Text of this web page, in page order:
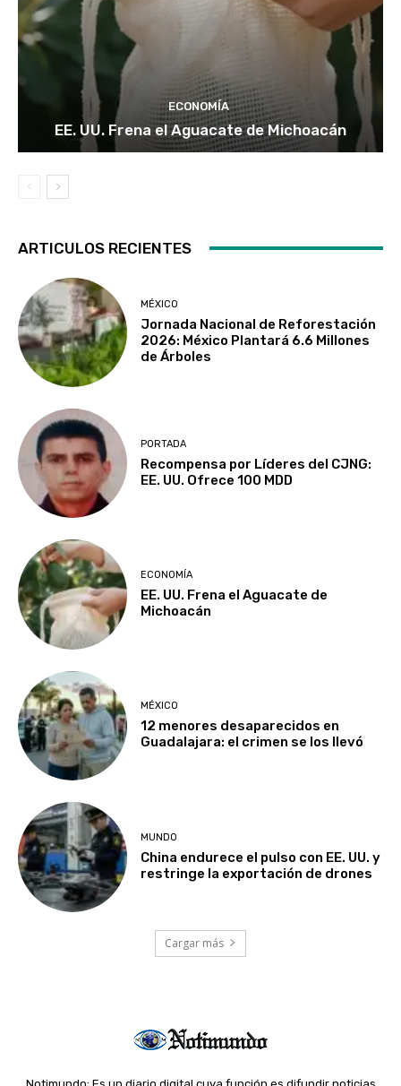
ECONOMÍA
EE. UU. Frena el Aguacate de Michoacán
ARTICULOS RECIENTES
MÉXICO
Jornada Nacional de Reforestación
2026: México Plantará 6.6 Millones
de Árboles
PORTADA
Recompensa por Líderes del CJNG:
EE. UU. Ofrece 100 MDD
ECONOMÍA
EE. UU. Frena el Aguacate de
Michoacán
MÉXICO
12 menores desaparecidos en
Guadalajara: el crimen se los llevó
MUNDO
China endurece el pulso con EE. UU. y
restringe la exportación de drones
Cargar más